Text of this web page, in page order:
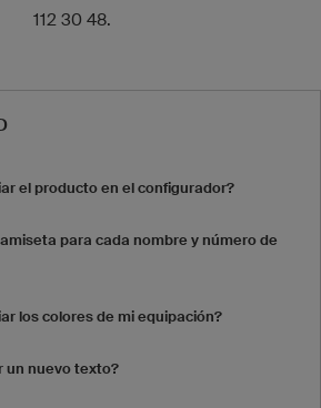
112 30 48.
el producto en el configurador?
para cada nombre y número de
los colores de mi equipación?
un nuevo texto?